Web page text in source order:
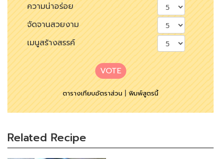
ความน่าอร่อย
จัดจานสวยงาม
เมนูสร้างสรรค์
VOTE
ตารางเทียบอัตราส่วน|พิมพ์สูตรนี้
Related Recipe